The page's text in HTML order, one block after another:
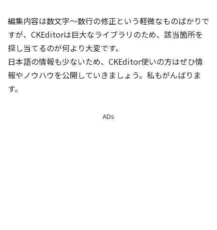
編集内容は数文字～数行の修正という軽微なものばかりで
すが、CKEditorは巨大なライブラリのため、該当箇所を
探し当てるのが何より大変です。
日本語の情報も少ないため、CKEditor使いの方はぜひ情
報やノウハウを公開していきましょう。私もがんばりま
す。
ADs